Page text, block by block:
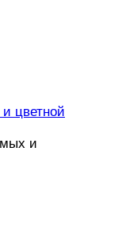
цветной
и